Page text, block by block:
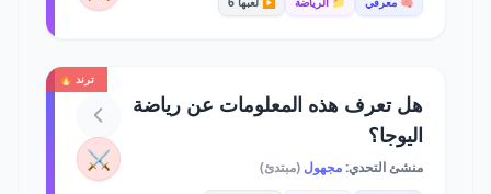
ترند 🔥
هل تعرف هذه المعلومات عن رياضة
اليوجا؟
منشئ التحدي:مجهول (مبتدئ) ⚔️